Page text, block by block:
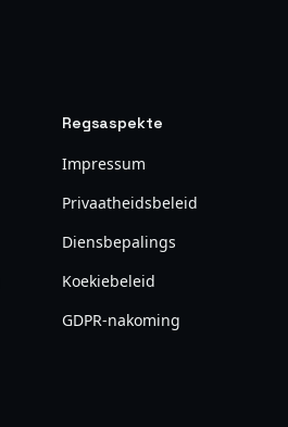
Regsaspekte
Impressum
Privaatheidsbeleid
Diensbepalings
Koekiebeleid
GDPR-nakoming